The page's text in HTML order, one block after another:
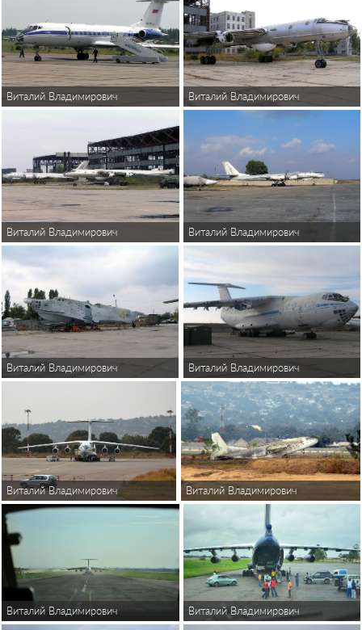
Виталий Владимирович Виталий Владимирович
Виталий Владимирович Виталий Владимирович
Виталий Владимирович Виталий Владимирович
Виталий Владимирович Виталий Владимирович
Виталий Владимирович Виталий Владимирович